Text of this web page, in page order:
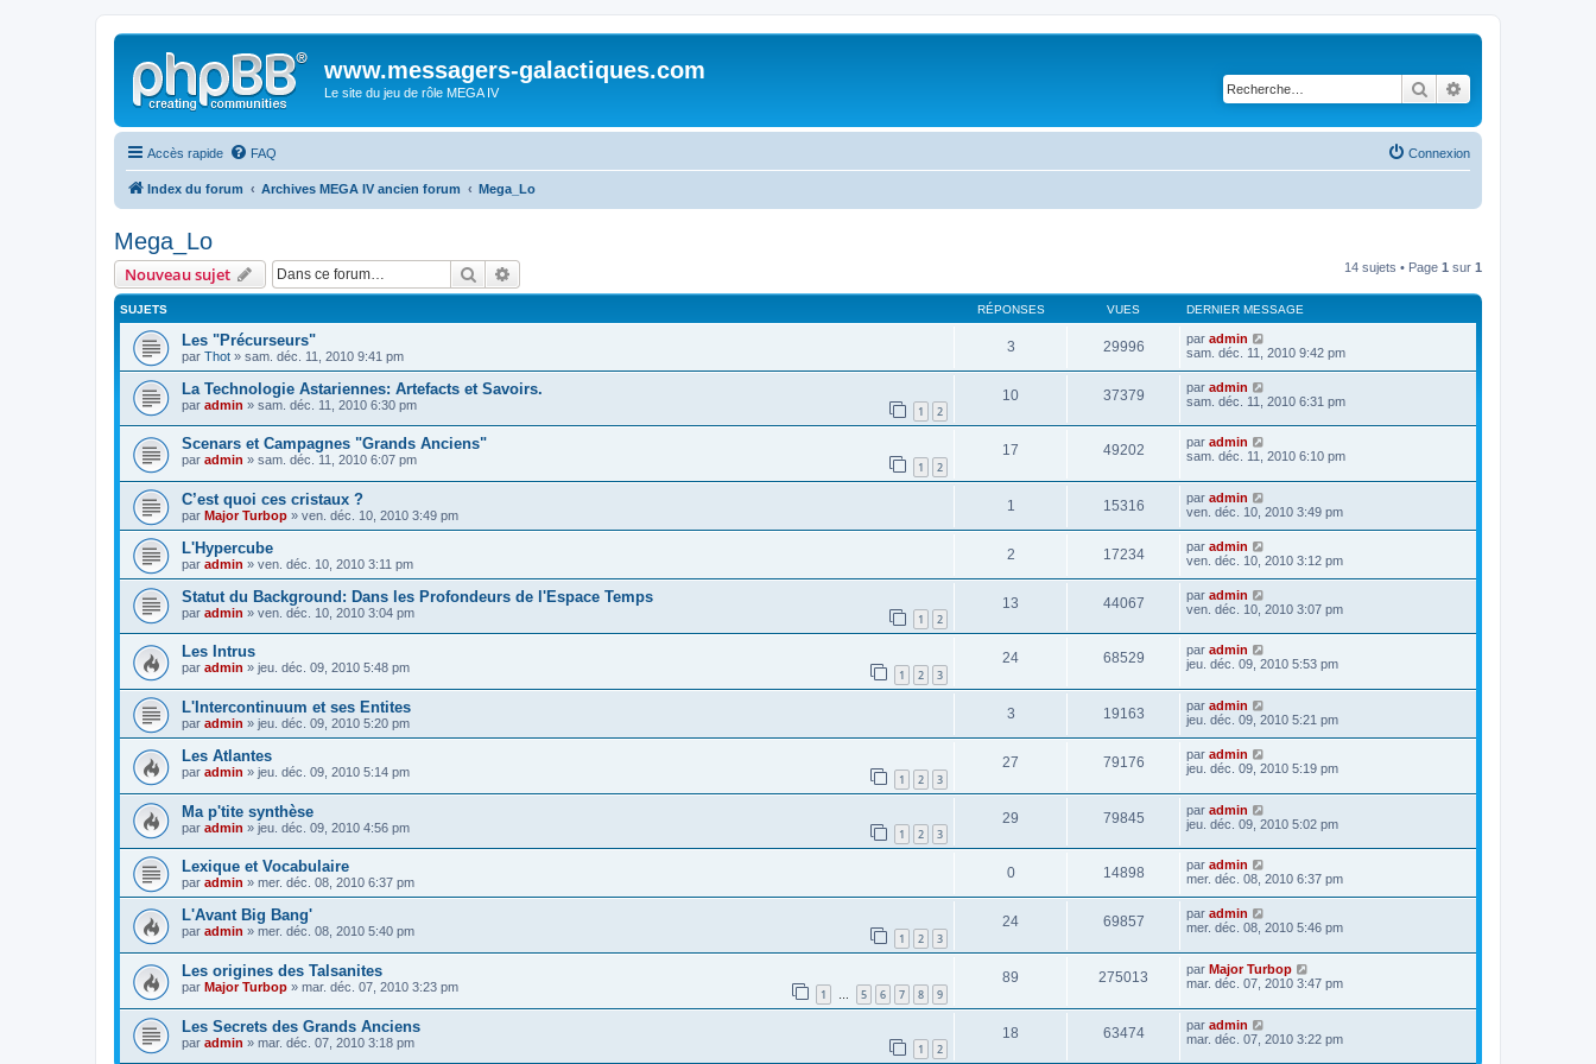
www.messagers-galactiques.com
Le site du jeu de rôle MEGA IV Rechercher
Accès rapide FAQ Connexion
Index du forum Archives MEGA IV ancien forum Mega_Lo
Mega_Lo
Nouveau sujet Rechercher 14 sujets • Page 1 sur 1
SUJETS RÉPONSES VUES DERNIER MESSAGE
Les "Précurseurs"
par Thot » sam. déc. 11, 2010 9:41 pm
3 29996 par admin
sam. déc. 11, 2010 9:42 pm
La Technologie Astariennes: Artefacts et Savoirs.
par admin » sam. déc. 11, 2010 6:30 pm 1 2
10 37379 par admin
sam. déc. 11, 2010 6:31 pm
Scenars et Campagnes "Grands Anciens"
par admin » sam. déc. 11, 2010 6:07 pm 1 2
17 49202 par admin
sam. déc. 11, 2010 6:10 pm
C’est quoi ces cristaux ?
par Major Turbop » ven. déc. 10, 2010 3:49 pm
1 15316 par admin
ven. déc. 10, 2010 3:49 pm
L'Hypercube
par admin » ven. déc. 10, 2010 3:11 pm
2 17234 par admin
ven. déc. 10, 2010 3:12 pm
Statut du Background: Dans les Profondeurs de l'Espace Temps
par admin » ven. déc. 10, 2010 3:04 pm 1 2
13 44067 par admin
ven. déc. 10, 2010 3:07 pm
Les Intrus
par admin » jeu. déc. 09, 2010 5:48 pm 1 2 3
24 68529 par admin
jeu. déc. 09, 2010 5:53 pm
L'Intercontinuum et ses Entites
par admin » jeu. déc. 09, 2010 5:20 pm
3 19163 par admin
jeu. déc. 09, 2010 5:21 pm
Les Atlantes
par admin » jeu. déc. 09, 2010 5:14 pm 1 2 3
27 79176 par admin
jeu. déc. 09, 2010 5:19 pm
Ma p'tite synthèse
par admin » jeu. déc. 09, 2010 4:56 pm 1 2 3
29 79845 par admin
jeu. déc. 09, 2010 5:02 pm
Lexique et Vocabulaire
par admin » mer. déc. 08, 2010 6:37 pm
0 14898 par admin
mer. déc. 08, 2010 6:37 pm
L'Avant Big Bang'
par admin » mer. déc. 08, 2010 5:40 pm 1 2 3
24 69857 par admin
mer. déc. 08, 2010 5:46 pm
Les origines des Talsanites
par Major Turbop » mar. déc. 07, 2010 3:23 pm 1 … 5 6 7 8 9
89 275013 par Major Turbop
mar. déc. 07, 2010 3:47 pm
Les Secrets des Grands Anciens
par admin » mar. déc. 07, 2010 3:18 pm 1 2
18 63474 par admin
mar. déc. 07, 2010 3:22 pm